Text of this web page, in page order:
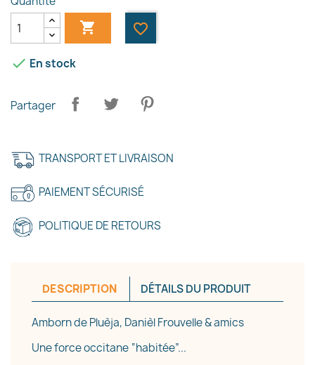
 favorite_border
 En stock
Partager
TRANSPORT ET LIVRAISON
PAIEMENT SÉCURISÉ
POLITIQUE DE RETOURS
DESCRIPTION DÉTAILS DU PRODUIT
Amborn de Pluèja, Danièl Frouvelle & amics
Une force occitane “habitée”...